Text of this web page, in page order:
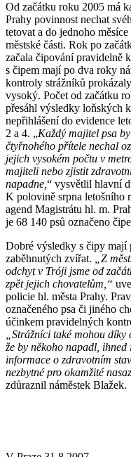
Od začátku roku 2005 má
Prahy povinnost nechat
tetovat a do jednoho
městské části. Rok po
začala čipování pravidelně
s čipem mají po dva roky
kontroly strážníků
vysoký. Počet od začátku
přesáhl výsledky loňských
nepřihlášení do evidence
2 a 4. „Každý majitel psa
čtyřnohého přítele nechal
jejich vysokém počtu v
majiteli nebo zjistit
napadne,“ vysvětlil hlavní
K polovině srpna letošního
agend Magistrátu hl. m.
je 68 140 psů označeno
Dobré výsledky s čipy mají
zaběhnutých zvířat. „Z
odchyt v Tróji jsme od
zpět jejich chovatelům,“
policie hl. města Prahy.
označeného psa či jiného
účinkem pravidelných
„Strážníci také mohou díky
že by někoho napadl,
informace o zdravotním
nezbytné pro okamžité
zdůraznil náměstek Blažek.